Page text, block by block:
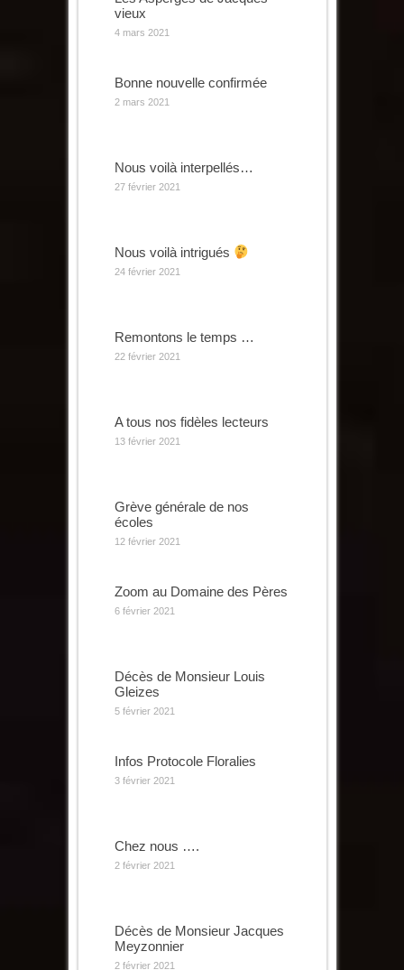
vieux
4 mars 2021
Bonne nouvelle confirmée
2 mars 2021
Nous voilà interpellés…
27 février 2021
Nous voilà intrigués
24 février 2021
Remontons le temps …
22 février 2021
A tous nos fidèles lecteurs
13 février 2021
Grève générale de nos
écoles
12 février 2021
Zoom au Domaine des Pères
6 février 2021
Décès de Monsieur Louis
Gleizes
5 février 2021
Infos Protocole Floralies
3 février 2021
Chez nous ….
2 février 2021
Décès de Monsieur Jacques
Meyzonnier
2 février 2021